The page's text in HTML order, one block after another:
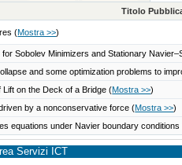
Titolo
(Mostra >>)
Sobolev Minimizers and Stationary
and some optimization problems to
Lift on the Deck of a Bridge(Mostra >>)
by a nonconservative force(Mostra >>)
equations under Navier boundary
Servizi ICT